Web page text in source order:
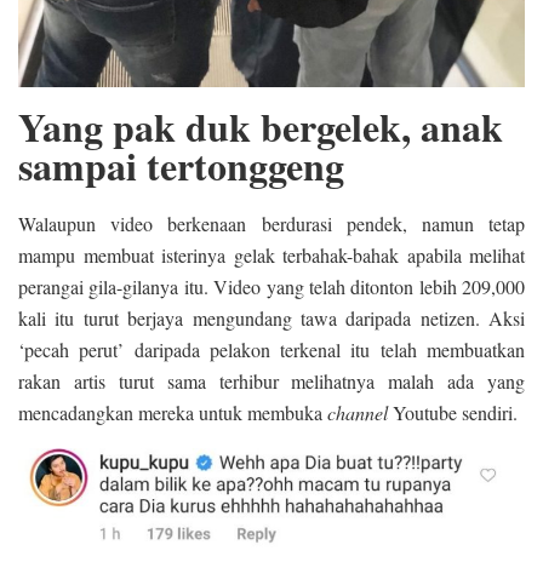
Yang pak duk bergelek, anak
sampai tertonggeng
Walaupun video berkenaan berdurasi pendek, namun tetap
mampu membuat isterinya gelak terbahak-bahak apabila melihat
perangai gila-gilanya itu. Video yang telah ditonton lebih 209,000
kali itu turut berjaya mengundang tawa daripada netizen. Aksi
‘pecah perut’ daripada pelakon terkenal itu telah membuatkan
rakan artis turut sama terhibur melihatnya malah ada yang
mencadangkan mereka untuk membukachannelYoutube sendiri.